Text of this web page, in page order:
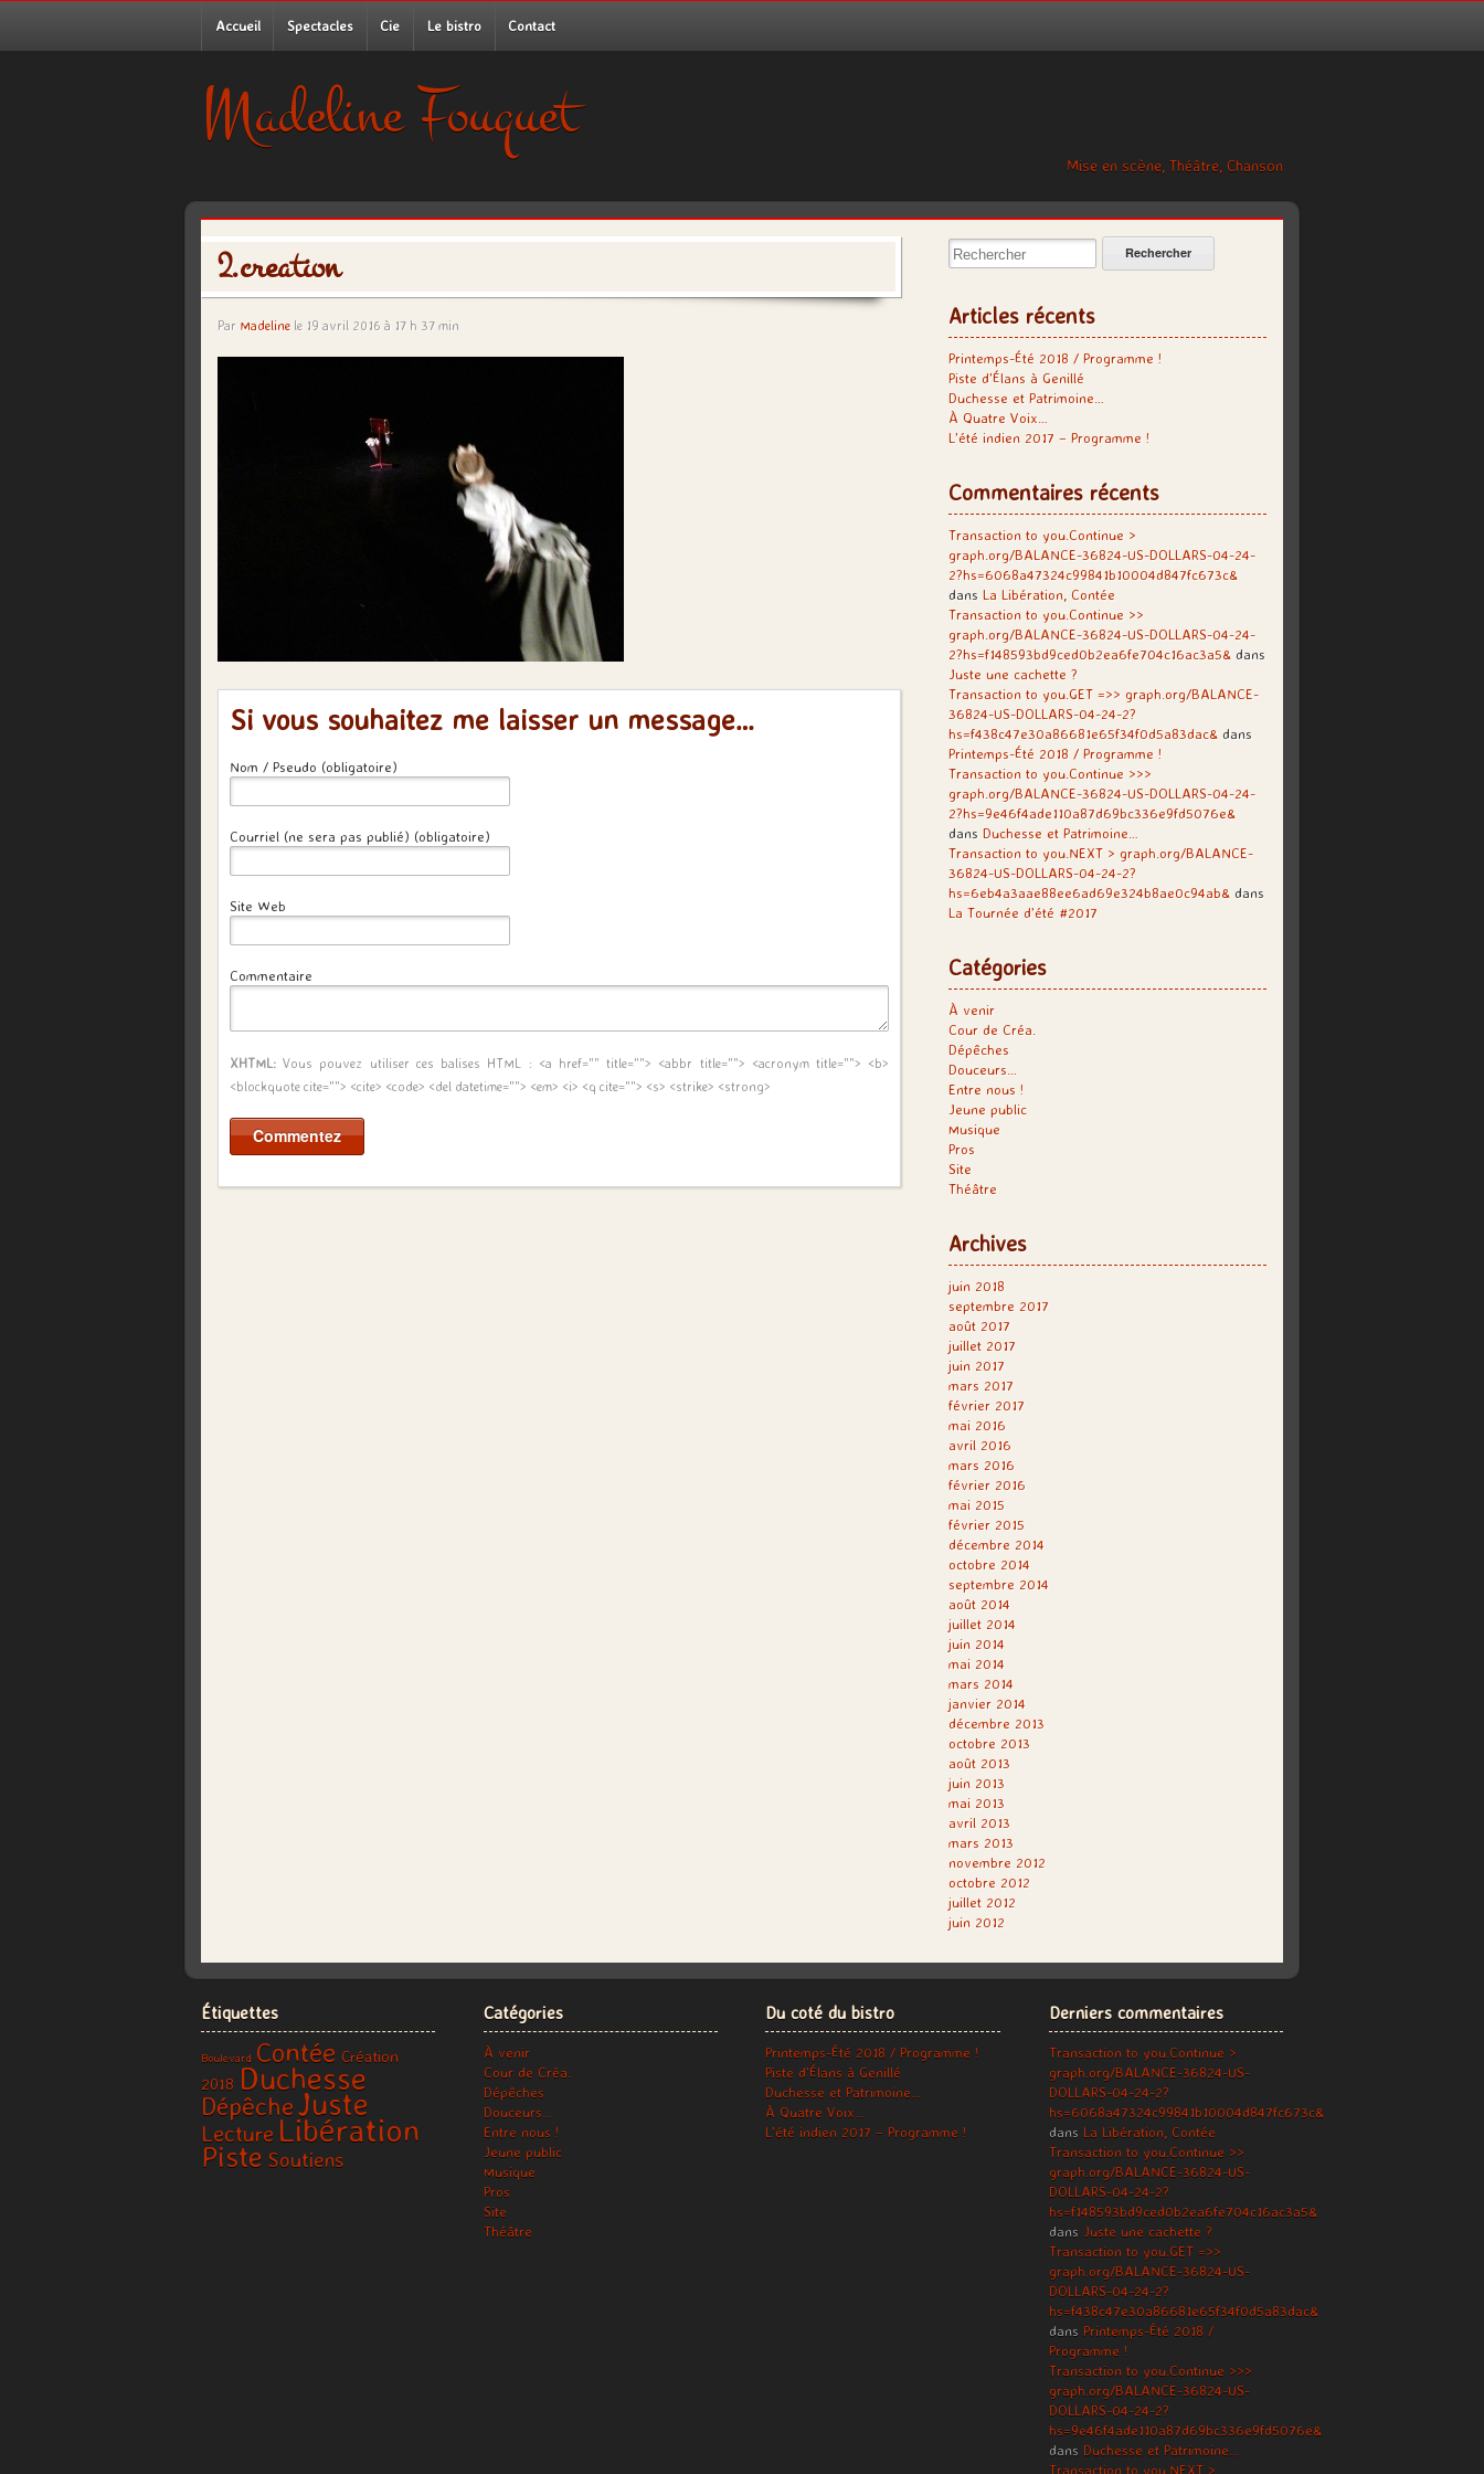
Accueil Spectacles Cie Le bistro Contact
Madeline Fouquet
Mise en scène, Théâtre, Chanson
2.creation
Par Madeline le 19 avril 2016 à 17 h 37 min
Si vous souhaitez me laisser un message…
Nom / Pseudo (obligatoire)
Courriel (ne sera pas publié) (obligatoire)
Site Web
Commentaire
XHTML: Vous pouvez utiliser ces balises HTML : <a href="" title=""> <abbr title=""> <acronym title=""> <b>
<blockquote cite=""> <cite> <code> <del datetime=""> <em> <i> <q cite=""> <s> <strike> <strong>
Rechercher:
Articles récents
Printemps-Été 2018 / Programme !
Piste d’Élans à Genillé
Duchesse et Patrimoine…
À Quatre Voix…
L’été indien 2017 – Programme !
Commentaires récents
Transaction to you.Continue >
graph.org/BALANCE-36824-US-DOLLARS-04-24-
2?hs=6068a47324c99841b10004d847fc673c&
dans La Libération, Contée
Transaction to you.Continue >>
graph.org/BALANCE-36824-US-DOLLARS-04-24-
2?hs=f148593bd9ced0b2ea6fe704c16ac3a5& dans
Juste une cachette ?
Transaction to you.GET =>> graph.org/BALANCE-
36824-US-DOLLARS-04-24-2?
hs=f438c47e30a86681e65f34f0d5a83dac& dans
Printemps-Été 2018 / Programme !
Transaction to you.Continue >>>
graph.org/BALANCE-36824-US-DOLLARS-04-24-
2?hs=9e46f4ade110a87d69bc336e9fd5076e&
dans Duchesse et Patrimoine…
Transaction to you.NEXT > graph.org/BALANCE-
36824-US-DOLLARS-04-24-2?
hs=6eb4a3aae88ee6ad69e324b8ae0c94ab& dans
La Tournée d’été #2017
Catégories
À venir
Cour de Créa.
Dépêches
Douceurs…
Entre nous !
Jeune public
Musique
Pros
Site
Théâtre
Archives
juin 2018
septembre 2017
août 2017
juillet 2017
juin 2017
mars 2017
février 2017
mai 2016
avril 2016
mars 2016
février 2016
mai 2015
février 2015
décembre 2014
octobre 2014
septembre 2014
août 2014
juillet 2014
juin 2014
mai 2014
mars 2014
janvier 2014
décembre 2013
octobre 2013
août 2013
juin 2013
mai 2013
avril 2013
mars 2013
novembre 2012
octobre 2012
juillet 2012
juin 2012
Étiquettes
Boulevard Contée Création
2018 Duchesse
DépêcheJuste
Lecture Libération
Piste Soutiens
Catégories
À venir
Cour de Créa.
Dépêches
Douceurs…
Entre nous !
Jeune public
Musique
Pros
Site
Théâtre
Du coté du bistro
Printemps-Été 2018 / Programme !
Piste d’Élans à Genillé
Duchesse et Patrimoine…
À Quatre Voix…
L’été indien 2017 – Programme !
Derniers commentaires
Transaction to you.Continue >
graph.org/BALANCE-36824-US-
DOLLARS-04-24-2?
hs=6068a47324c99841b10004d847fc673c&
dans La Libération, Contée
Transaction to you.Continue >>
graph.org/BALANCE-36824-US-
DOLLARS-04-24-2?
hs=f148593bd9ced0b2ea6fe704c16ac3a5&
dans Juste une cachette ?
Transaction to you.GET =>>
graph.org/BALANCE-36824-US-
DOLLARS-04-24-2?
hs=f438c47e30a86681e65f34f0d5a83dac&
dans Printemps-Été 2018 /
Programme !
Transaction to you.Continue >>>
graph.org/BALANCE-36824-US-
DOLLARS-04-24-2?
hs=9e46f4ade110a87d69bc336e9fd5076e&
dans Duchesse et Patrimoine…
Transaction to you.NEXT >